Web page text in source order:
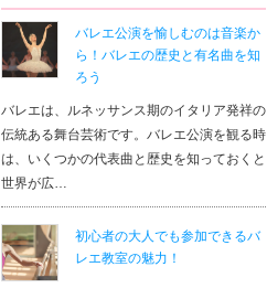
バレエ公演を愉しむのは音楽か
ら！バレエの歴史と有名曲を知
ろう
バレエは、ルネッサンス期のイタリア発祥の
伝統ある舞台芸術です。バレエ公演を観る時
は、いくつかの代表曲と歴史を知っておくと
世界が広…
初心者の大人でも参加できるバ
レエ教室の魅力！